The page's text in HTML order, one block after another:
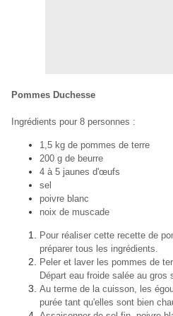
Pommes Duchesse
Ingrédients pour 8 personnes :
1,5 kg de pommes de terre
200 g de beurre
4 à 5 jaunes d'œufs
sel
poivre blanc
noix de muscade
Pour réaliser cette recette de
préparer tous les ingrédients.
Peler et laver les pommes de
Départ eau froide salée au gros
Au terme de la cuisson, les
purée tant qu'elles sont bien